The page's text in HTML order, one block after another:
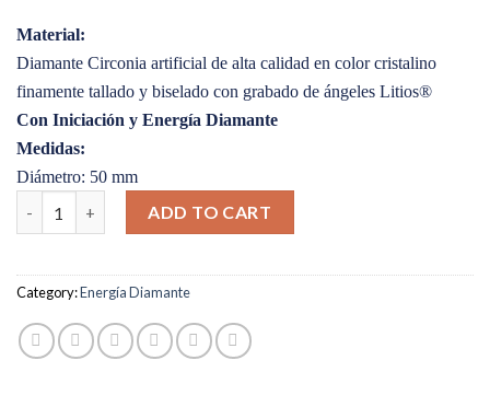
Material:
Diamante Circonia artificial de alta calidad en color cristalino
finamente tallado y biselado con grabado de ángeles Litios®
Con Iniciación y Energía Diamante
Medidas:
Diámetro: 50 mm
ADD TO CART
Category:Energía Diamante